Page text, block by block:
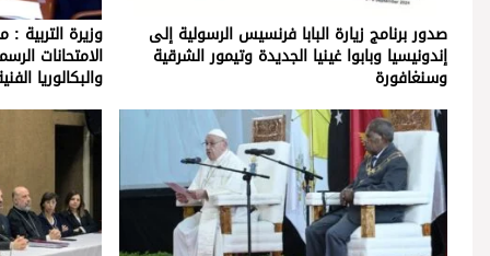
صدور برنامج زيارة البابا فرنسيس الرسولية إلى
إندونيسيا وبابوا غينيا الجديدة وتيمور الشرقية
وسنغافورة
وزيرة التربية
الامتحانات
والبكالوريا